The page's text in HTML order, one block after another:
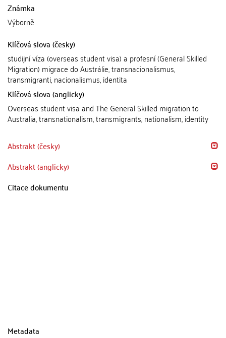
Známka
Výborně
Klíčová slova (česky)
studijní víza (overseas student visa) a profesní (General Skilled
Migration) migrace do Austrálie, transnacionalismus,
transmigranti, nacionalismus, identita
Klíčová slova (anglicky)
Overseas student visa and The General Skilled migration to
Australia, transnationalism, transmigrants, nationalism, identity
Abstrakt (česky)
Abstrakt (anglicky)
Citace dokumentu
Metadata